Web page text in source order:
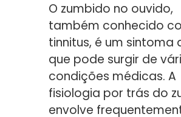
O zumbido no ouvido,
também conhecido
tinnitus, é um sintoma
que pode surgir de
condições médicas. A
fisiologia por trás do
envolve